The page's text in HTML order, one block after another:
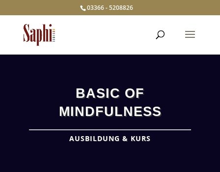
03366 - 5208826
BASIC OF
MINDFULNESS
AUSBILDUNG & KURS